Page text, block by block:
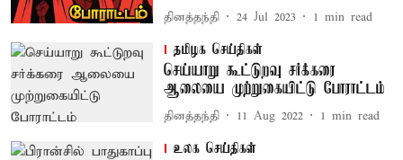
தினத்தந்தி 24 Jul 2023 1 min read
தமிழக செய்திகள்
செய்யாறு கூட்டுறவு சர்க்கரை
ஆலையை முற்றுகையிட்டு போராட்டம்
தினத்தந்தி 11 Aug 2022 1 min read
உலக செய்திகள்